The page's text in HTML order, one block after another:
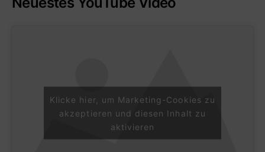
Klicke hier, um Marketing-Cookies zu
akzeptieren und diesen Inhalt zu
aktivieren